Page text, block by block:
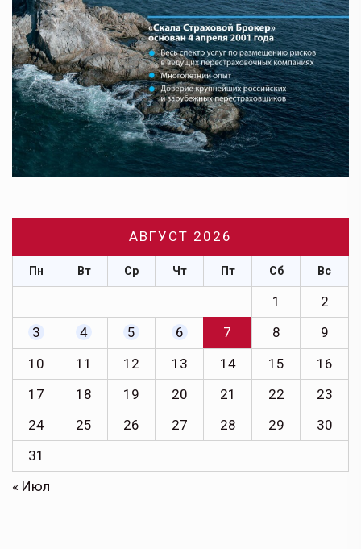
АВГУСТ 2026
Пн Вт Ср Чт Пт Сб Вс
1
2
3
4 5 6 7 8
9
10
11 12 13 14 15
16
17
18 19 20 21 22
23
24
25 26 27 28 29
30
31
« Июл